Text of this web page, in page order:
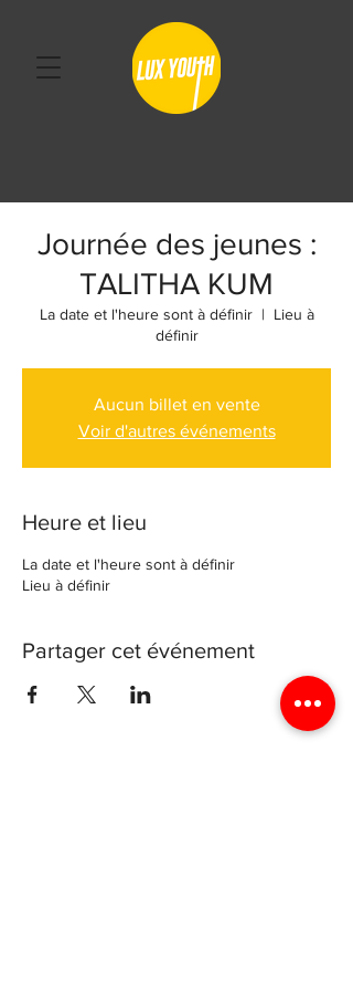
Journée des jeunes :
TALITHA KUM
La date et l'heure sont à définir
  |
Lieu à
définir
Aucun billet en vente
Voir d'autres événements
Heure et lieu
La date et l'heure sont à définir
Lieu à définir
Partager cet événement